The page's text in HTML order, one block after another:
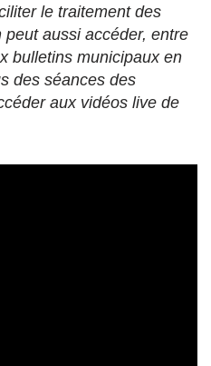
le traitement des
aussi accéder, entre
bulletins municipaux en
des séances des
aux vidéos live de